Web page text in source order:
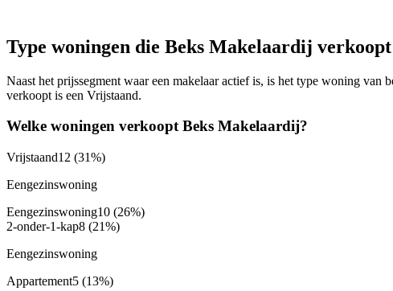
Type woningen die Beks Makelaardij verkoopt
Naast het prijssegment waar een makelaar actief is, is het type woning
verkoopt is een Vrijstaand.
Welke woningen verkoopt Beks Makelaardij?
Vrijstaand12 (31%)
Eengezinswoning
Eengezinswoning10 (26%)
2-onder-1-kap8 (21%)
Eengezinswoning
Appartement5 (13%)